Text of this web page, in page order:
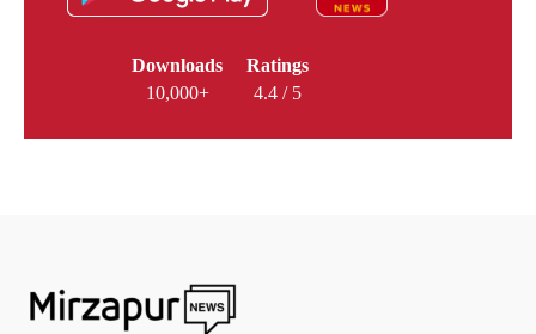
Downloads
10,000+
Ratings
4.4 / 5